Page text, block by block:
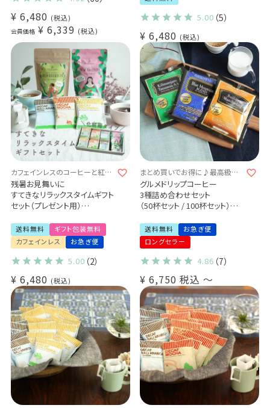
¥ 6,480 税込
会員価格 ¥ 6,339 税込
5.00 （5）
¥ 6,480 税込
カフェインレスのコーヒーと紅茶
の詰め合わせセット おしゃれ
残暑お見舞いに
すてきなリラックスタイムギフト
セット（プレゼント用）
デカフェセイロンティー
(2.5g×30袋) ×1パック
有機グリーンルイボスティー
(2g×30袋) ×1パック
（コロンビア・モカ・バリアラビ
カ）30杯
送料無料 (dc)
送料無料
ギフト包装無料
カフェインレス
お急ぎ便
5.00 （2）
¥ 6,480 税込
まとめ買いでお得に♪最高級品
質の薫りと味わい
グルメドリップコーヒー
3種詰め合わせセット
（50杯セット / 100杯セット）送
ブルーマウンテンブレンド
スマトラマンデリン
キリマンジャロ タンザニア AA
送料無料
お急ぎ便
ロングセラー
4.86 （7）
¥ 6,750 税込 〜